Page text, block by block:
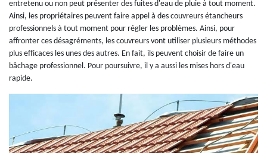
entretenu ou non peut présenter des fuites d'eau de pluie à tout moment.
Ainsi, les propriétaires peuvent faire appel à des couvreurs étancheurs
professionnels à tout moment pour régler les problèmes. Ainsi, pour
affronter ces désagréments, les couvreurs vont utiliser plusieurs méthodes
plus efficaces les unes des autres. En fait, ils peuvent choisir de faire un
bâchage professionnel. Pour poursuivre, il y a aussi les mises hors d'eau
rapide.